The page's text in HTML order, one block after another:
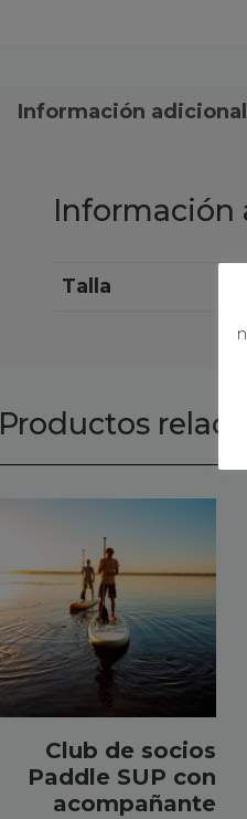
Información adicional
Información
Talla
Productos
Club de socios
Paddle SUP con
acompañante